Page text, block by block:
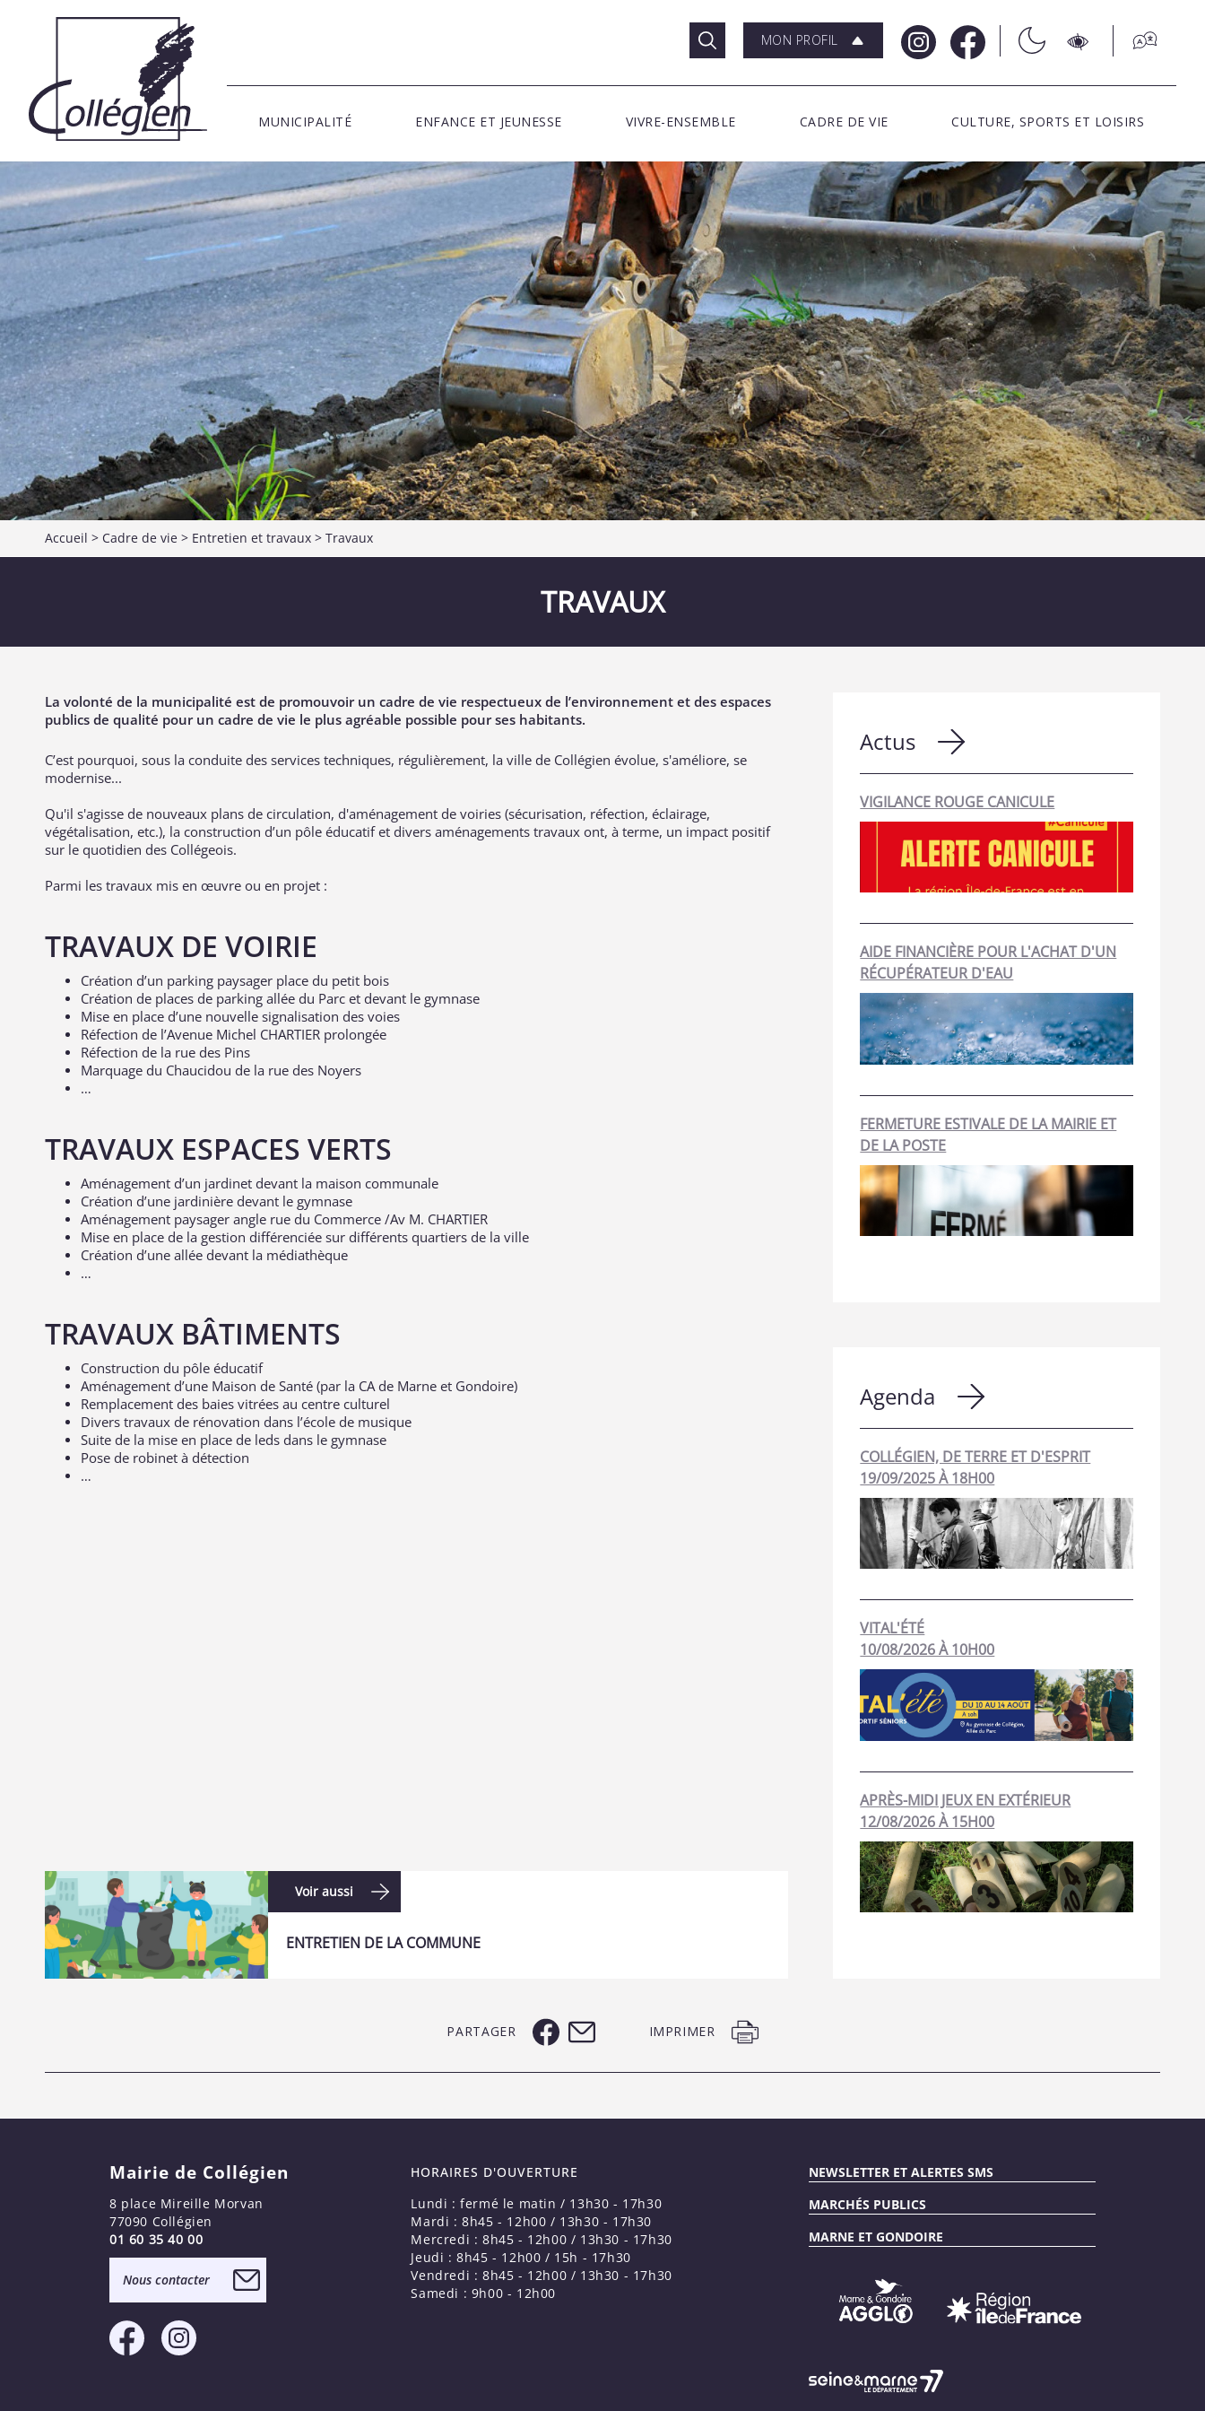
MON PROFIL
MUNICIPALITÉ ENFANCE ET JEUNESSE VIVRE-ENSEMBLE CADRE DE VIE CULTURE, SPORTS ET LOISIRS
Accueil > Cadre de vie > Entretien et travaux > Travaux
TRAVAUX
La volonté de la municipalité est de promouvoir un cadre de vie respectueux de l’environnement et des espaces
publics de qualité pour un cadre de vie le plus agréable possible pour ses habitants.
C’est pourquoi, sous la conduite des services techniques, régulièrement, la ville de Collégien évolue, s'améliore, se
modernise...
Qu'il s'agisse de nouveaux plans de circulation, d'aménagement de voiries (sécurisation, réfection, éclairage,
végétalisation, etc.), la construction d’un pôle éducatif et divers aménagements travaux ont, à terme, un impact positif
sur le quotidien des Collégeois.
Parmi les travaux mis en œuvre ou en projet :
TRAVAUX DE VOIRIE
Création d’un parking paysager place du petit bois
Création de places de parking allée du Parc et devant le gymnase
Mise en place d’une nouvelle signalisation des voies
Réfection de l’Avenue Michel CHARTIER prolongée
Réfection de la rue des Pins
Marquage du Chaucidou de la rue des Noyers
…
TRAVAUX ESPACES VERTS
Aménagement d’un jardinet devant la maison communale
Création d’une jardinière devant le gymnase
Aménagement paysager angle rue du Commerce /Av M. CHARTIER
Mise en place de la gestion différenciée sur différents quartiers de la ville
Création d’une allée devant la médiathèque
…
TRAVAUX BÂTIMENTS
Construction du pôle éducatif
Aménagement d’une Maison de Santé (par la CA de Marne et Gondoire)
Remplacement des baies vitrées au centre culturel
Divers travaux de rénovation dans l’école de musique
Suite de la mise en place de leds dans le gymnase
Pose de robinet à détection
…
Voir aussi
ENTRETIEN DE LA COMMUNE
Actus
VIGILANCE ROUGE CANICULE
AIDE FINANCIÈRE POUR L'ACHAT D'UN
RÉCUPÉRATEUR D'EAU
FERMETURE ESTIVALE DE LA MAIRIE ET
DE LA POSTE
Agenda
COLLÉGIEN, DE TERRE ET D'ESPRIT
19/09/2025 À 18H00
VITAL'ÉTÉ
10/08/2026 À 10H00
APRÈS-MIDI JEUX EN EXTÉRIEUR
12/08/2026 À 15H00
PARTAGER IMPRIMER
Mairie de Collégien
8 place Mireille Morvan
77090 Collégien
01 60 35 40 00
Nous contacter
HORAIRES D'OUVERTURE
Lundi : fermé le matin / 13h30 - 17h30
Mardi : 8h45 - 12h00 / 13h30 - 17h30
Mercredi : 8h45 - 12h00 / 13h30 - 17h30
Jeudi : 8h45 - 12h00 / 15h - 17h30
Vendredi : 8h45 - 12h00 / 13h30 - 17h30
Samedi : 9h00 - 12h00
NEWSLETTER ET ALERTES SMS
MARCHÉS PUBLICS
MARNE ET GONDOIRE